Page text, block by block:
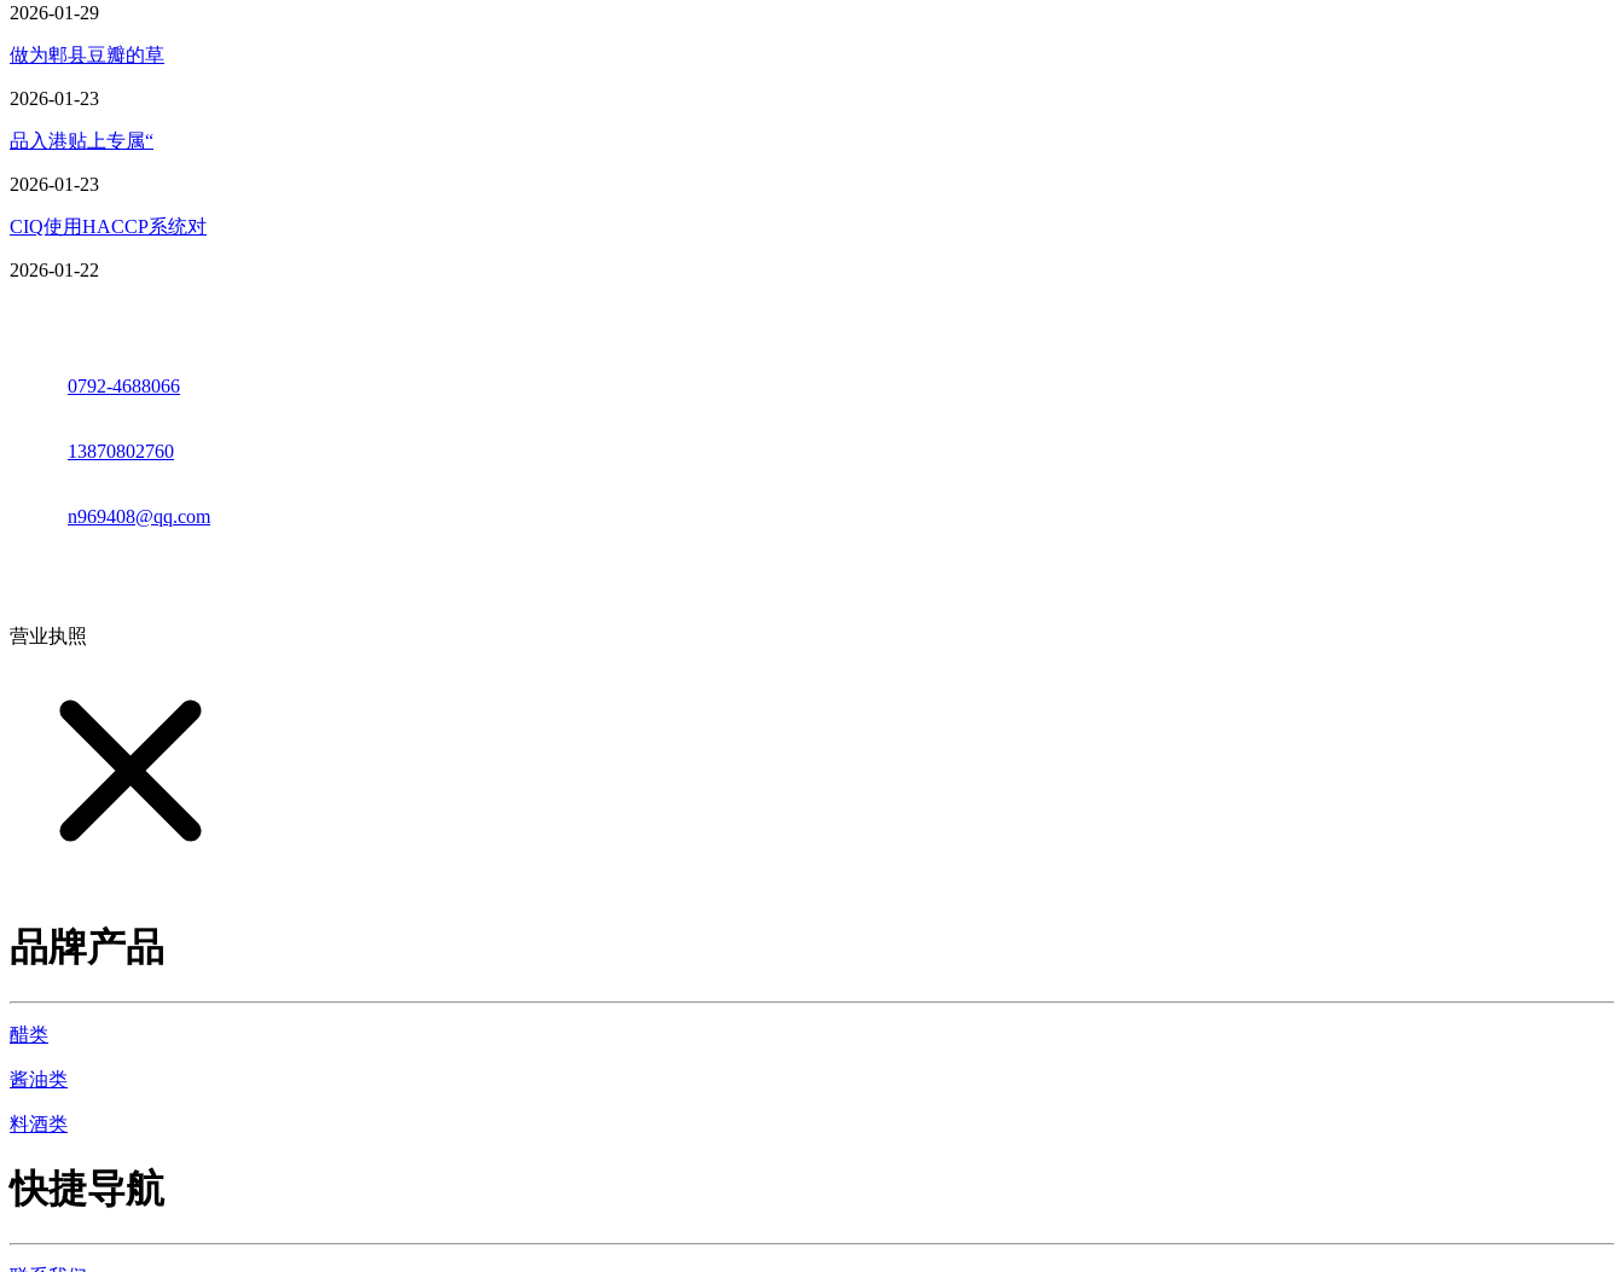
2026-01-29
做为郫县豆瓣的草
2026-01-23
品入港贴上专属“
2026-01-23
CIQ使用HACCP系统对
2026-01-22
0792-4688066
13870802760
n969408@qq.com
营业执照
品牌产品
醋类
酱油类
料酒类
快捷导航